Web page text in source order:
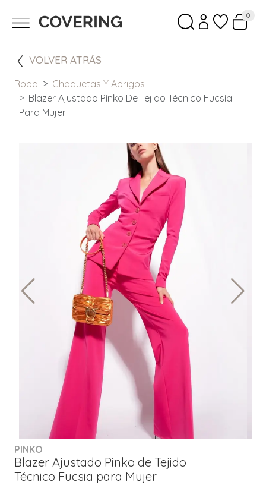
0
VOLVER ATRÁS
Ropa
Chaquetas Y Abrigos
Blazer Ajustado Pinko De Tejido Técnico Fucsia
Para Mujer
PINKO
Blazer Ajustado Pinko de Tejido
Técnico Fucsia para Mujer